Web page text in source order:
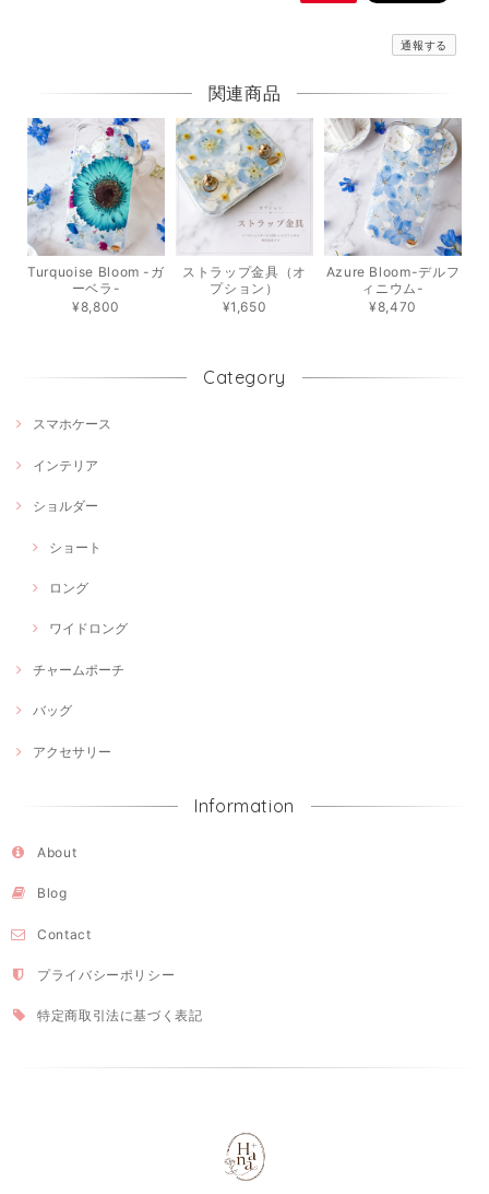
通報する
関連商品
Turquoise Bloom -ガ
ーベラ-
¥8,800
ストラップ金具（オ
プション）
¥1,650
Azure Bloom-デルフ
ィニウム-
¥8,470
Category
スマホケース
インテリア
ショルダー
ショート
ロング
ワイドロング
チャームポーチ
バッグ
アクセサリー
Information
About
Blog
Contact
プライバシーポリシー
特定商取引法に基づく表記